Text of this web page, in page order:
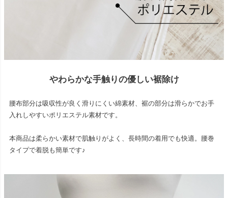
やわらかな手触りの優しい裾除け
腰布部分は吸収性が良く滑りにくい綿素材、裾の部分は滑らかでお手
入れしやすいポリエステル素材です。
本商品は柔らかい素材で肌触りがよく、長時間の着用でも快適。腰巻
タイプで着脱も簡単です♪